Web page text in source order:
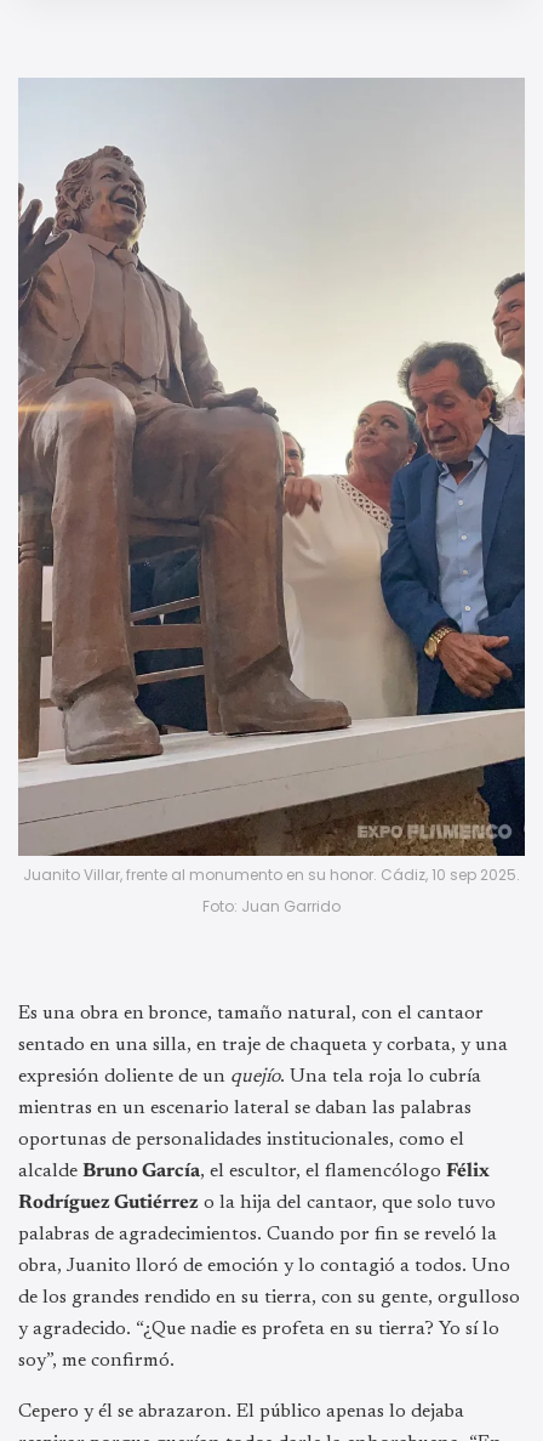
Juanito Villar, frente al monumento en su honor. Cádiz, 10 sep 2025.
Foto: Juan Garrido
Es una obra en bronce, tamaño natural, con el cantaor
sentado en una silla, en traje de chaqueta y corbata, y una
expresión doliente de un quejío. Una tela roja lo cubría
mientras en un escenario lateral se daban las palabras
oportunas de personalidades institucionales, como el
alcalde Bruno García, el escultor, el flamencólogo Félix
Rodríguez Gutiérrez o la hija del cantaor, que solo tuvo
palabras de agradecimientos. Cuando por fin se reveló la
obra, Juanito lloró de emoción y lo contagió a todos. Uno
de los grandes rendido en su tierra, con su gente, orgulloso
y agradecido. “¿Que nadie es profeta en su tierra? Yo sí lo
soy”, me confirmó.
Cepero y él se abrazaron. El público apenas lo dejaba